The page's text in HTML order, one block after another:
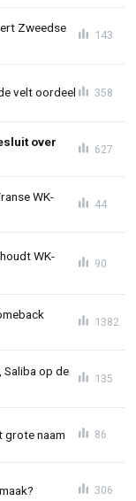
Zweedse
143
velt oordeel 358
over
627
WK-
44
WK-
90
1382
Saliba op de
135
grote naam 86
306